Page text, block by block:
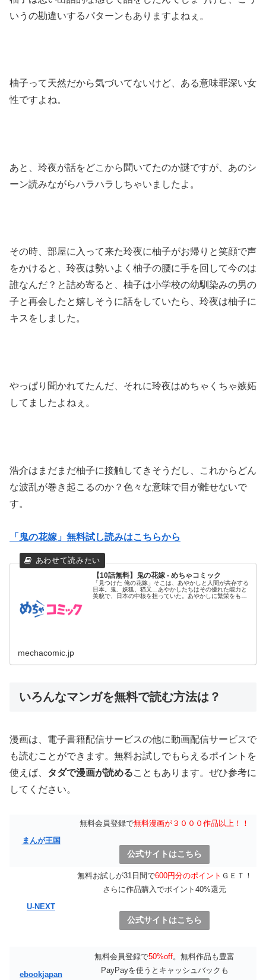
いうの勘違いするパターンもありますよねぇ。
柚子って天然だから気づいてないけど、ある意味罪深い女
性ですよね。
あと、玲夜が話をどこから聞いてたのか謎ですが、あのシ
ーン読みながらハラハラしちゃいましたよ。
その時、部屋に入って来た玲夜に柚子がお帰りと笑顔で声
をかけると、玲夜は勢いよく柚子の腰に手を回して今のは
誰なんだ？と詰め寄ると、柚子は小学校の幼馴染みの男の
子と再会したと嬉しそうに話をしていたら、玲夜は柚子に
キスをしました。
やっぱり聞かれてたんだ、それに玲夜はめちゃくちゃ嫉妬
してましたよねぇ。
浩介はまだまだ柚子に接触してきそうだし、これからどん
な波乱が巻き起こるのか？色々な意味で目が離せないで
す。
「鬼の花嫁」無料試し読みはこちらから
【10話無料】鬼の花嫁 - めちゃコミック
「見つけた 俺の花嫁」そこは、あやかしと人間が共存する
日本。鬼、妖狐、猫又…あやかしたちはその優れた能力と
美貌で、日本の中核を担っていた。あやかしに繁栄をもた
mechacomic.jp
いろんなマンガを無料で読む方法は？
漫画は、電子書籍配信サービスの他に動画配信サービスで
も読むことができます。無料お試しでもらえるポイントを
使えば、 タダで漫画が読めることもあります。ぜひ参考に
してください。
まんが王国
無料会員登録で無料漫画が３０００作品以上！！
公式サイトはこちら
U-NEXT
無料お試しが31日間で600円分のポイント ＧＥＴ！
さらに作品購入でポイント40%還元
公式サイトはこちら
ebookjapan
無料会員登録で50%off。無料作品も豊富
PayPayを使うとキャッシュバックも